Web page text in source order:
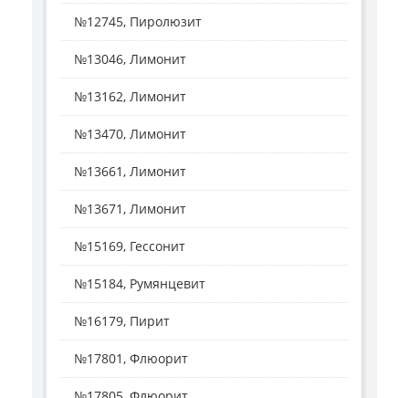
№12745, Пиролюзит
№13046, Лимонит
№13162, Лимонит
№13470, Лимонит
№13661, Лимонит
№13671, Лимонит
№15169, Гессонит
№15184, Румянцевит
№16179, Пирит
№17801, Флюорит